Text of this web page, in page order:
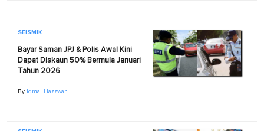
SEISMIK
Bayar Saman JPJ & Polis Awal Kini
Dapat Diskaun 50% Bermula Januari
Tahun 2026
By Iqmal Hazzwan